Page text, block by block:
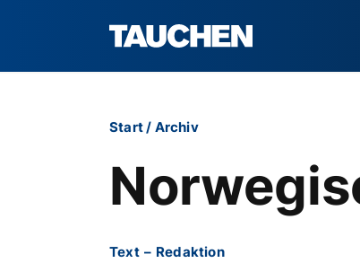
Start/ Archiv
Text – Redaktion